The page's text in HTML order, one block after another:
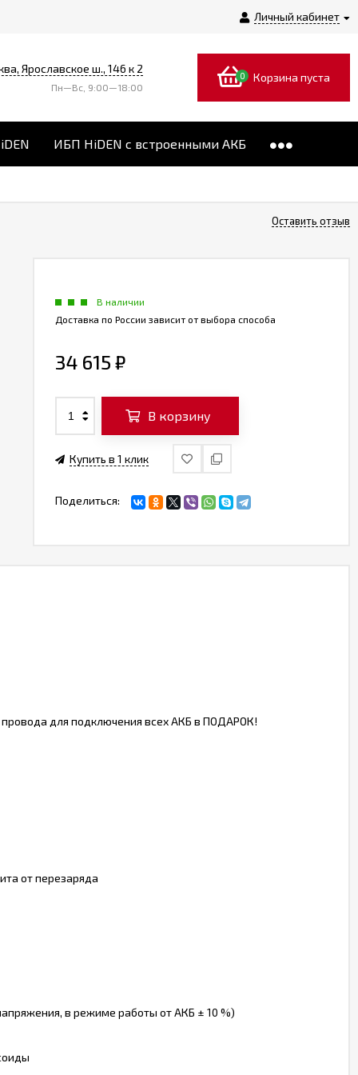
Личный кабинет
Ярославское ш., 146 к 2
Пн—Вс, 9:00—18:00
0 Корзина пуста
ИБП HiDEN с встроенными АКБ
Оставить отзыв
В наличии
Доставка по России зависит от выбора способа
34 615 ₽
В корзину
Купить в 1 клик
Поделиться:
для подключения всех АКБ в ПОДАРОК!
от перезаряда
в режиме работы от АКБ ± 10 %)